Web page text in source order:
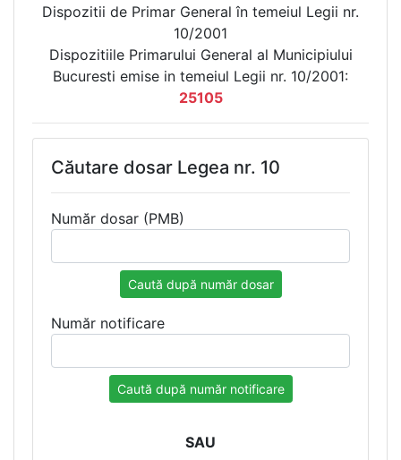
Dispozitii de Primar General în temeiul Legii nr.
10/2001
Dispozitiile Primarului General al Municipiului
Bucuresti emise in temeiul Legii nr. 10/2001:
25105
Căutare dosar Legea nr. 10
Număr dosar (PMB)
Caută după număr dosar
Număr notificare
Caută după număr notificare
SAU